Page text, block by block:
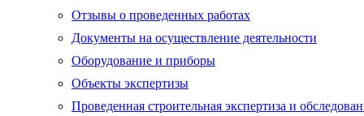
Отзывы о проведенных работах
Документы на осуществление деятельности
Оборудование и приборы
Объекты экспертизы
Проведенная строительная экспертиза и